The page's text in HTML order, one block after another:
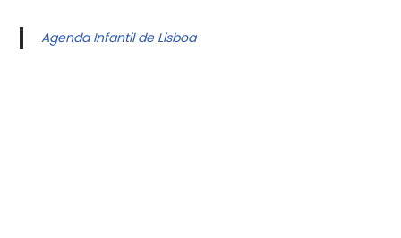
Agenda Infantil de Lisboa